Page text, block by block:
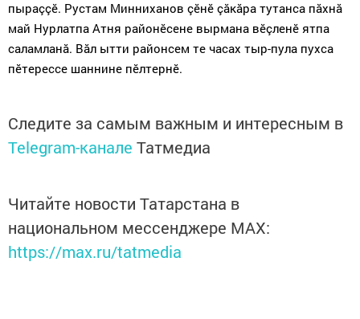
пыраççӗ. Рустам Минниханов çӗнӗ çăкăра тутанса пăхнă
май Нурлатпа Атня районӗсене вырмана вӗçленӗ ятпа
саламланă. Вăл ытти районсем те часах тыр-пула пухса
пӗтерессе шаннине пӗлтернӗ.
Следите за самым важным и интересным в
Telegram-канале Татмедиа
Читайте новости Татарстана в
национальном мессенджере MАХ:
https://max.ru/tatmedia